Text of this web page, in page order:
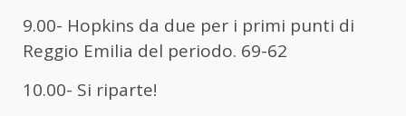
9.00- Hopkins da due per i primi punti di
Reggio Emilia del periodo. 69-62
10.00- Si riparte!